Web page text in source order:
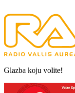
Glazba koju volite!